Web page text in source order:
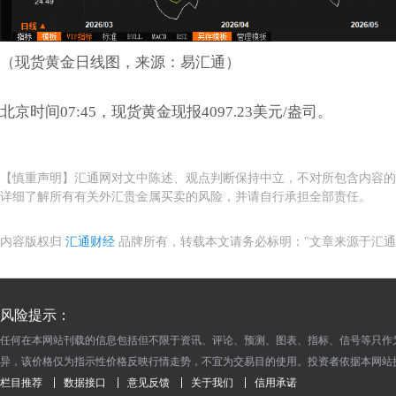
（现货黄金日线图，来源：易汇通）
北京时间07:45，现货黄金现报4097.23美元/盎司。
【慎重声明】汇通网对文中陈述、观点判断保持中立，不对所包含内
详细了解所有有关外汇贵金属买卖的风险，并请自行承担全部责任。
内容版权归 汇通财经 品牌所有，转载本文请务必标明："文章来源于汇
风险提示：
任何在本网站刊载的信息包括但不限于资讯、评论、预测、图表、指标、信号等只
异，该价格仅为指示性价格反映行情走势，不宜为交易目的使用。投资者依据本网
栏目推荐
数据接口 意见反馈 关于我们 信用承诺